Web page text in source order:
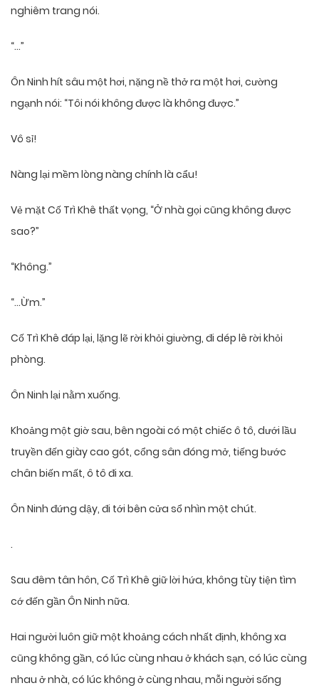
nghiêm trang nói.
“…”
Ôn Ninh hít sâu một hơi, nặng nề thở ra một hơi, cường
ngạnh nói: “Tôi nói không được là không được.”
Vô sỉ!
Nàng lại mềm lòng nàng chính là cẩu!
Vẻ mặt Cố Trì Khê thất vọng, “Ở nhà gọi cũng không được
sao?”
“Không.”
“…Ừm.”
Cố Trì Khê đáp lại, lặng lẽ rời khỏi giường, đi dép lê rời khỏi
phòng.
Ôn Ninh lại nằm xuống.
Khoảng một giờ sau, bên ngoài có một chiếc ô tô, dưới lầu
truyền đến giày cao gót, cổng sân đóng mở, tiếng bước
chân biến mất, ô tô đi xa.
Ôn Ninh đứng dậy, đi tới bên cửa sổ nhìn một chút.
.
Sau đêm tân hôn, Cố Trì Khê giữ lời hứa, không tùy tiện tìm
cớ đến gần Ôn Ninh nữa.
Hai người luôn giữ một khoảng cách nhất định, không xa
cũng không gần, có lúc cùng nhau ở khách sạn, có lúc cùng
nhau ở nhà, có lúc không ở cùng nhau, mỗi người sống